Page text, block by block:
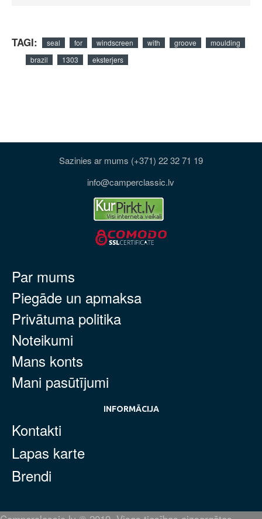
TAGI: seal for windscreen with groove
moulding
brazil
1303 eksterjers
Sazinies ar mums (+371) 22 32 71 19
info@camperclassic.lv
Par mums
Piegāde un apmaksa
Privātuma politika
Noteikumi
Mans konts
Mani pasūtījumi
INFORMĀCIJA
Kontakti
Lapas karte
Brendi